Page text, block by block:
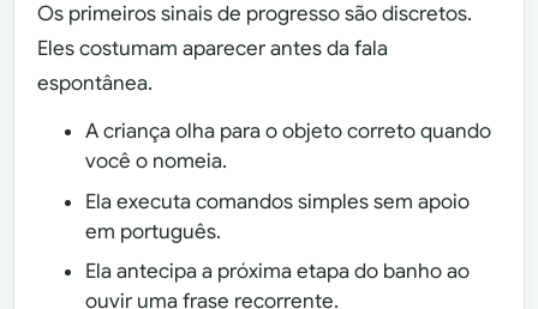
Os primeiros sinais de progresso são discretos.
Eles costumam aparecer antes da fala
espontânea.
A criança olha para o objeto correto quando
você o nomeia.
Ela executa comandos simples sem apoio
em português.
Ela antecipa a próxima etapa do banho ao
ouvir uma frase recorrente.